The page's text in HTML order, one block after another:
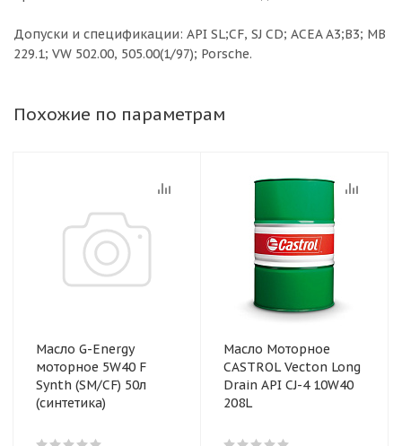
Допуски и спецификации: API SL;CF, SJ CD; ACEA A3;B3; MB
229.1; VW 502.00, 505.00(1/97); Porsche.
Похожие по параметрам
Масло G-Energy
моторное 5W40 F
Synth (SM/CF) 50л
(синтетика)
Масло Моторное
CASTROL Vecton Long
Drain API CJ-4 10W40
208L